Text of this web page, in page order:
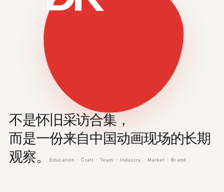
不是怀旧采访合集，
而是一份来自中国动画现场的长期
观察。
Education · Craft · Team · Industry · Market · Brand